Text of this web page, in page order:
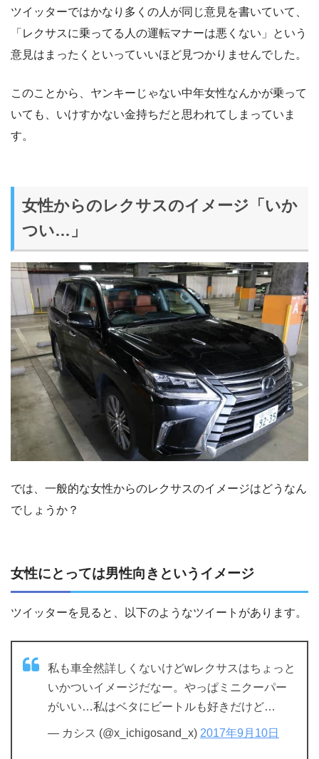
ツイッターではかなり多くの人が同じ意見を書いていて、
「レクサスに乗ってる人の運転マナーは悪くない」という
意見はまったくといっていいほど見つかりませんでした。
このことから、ヤンキーじゃない中年女性なんかが乗って
いても、いけすかない金持ちだと思われてしまっていま
す。
女性からのレクサスのイメージ「いか
つい…」
では、一般的な女性からのレクサスのイメージはどうなん
でしょうか？
女性にとっては男性向きというイメージ
ツイッターを見ると、以下のようなツイートがあります。
私も車全然詳しくないけどwレクサスはちょっと
いかついイメージだなー。やっぱミニクーパー
がいい…私はベタにビートルも好きだけど…
— カシス (@x_ichigosand_x) 2017年9月10日